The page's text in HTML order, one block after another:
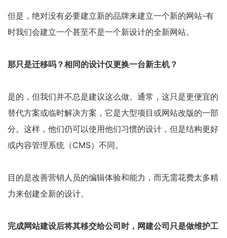
但是，绝对没有必要建立新的品牌来建立一个新的网站-有
时我们会建立一个甚至不是一个新设计的全新网站。
那只是迁移吗？相同的设计仅更换一台新主机？
是的，但我们并不总是建议这么做。通常，这只是更便宜的
替代方案或临时解决方案，它是大型项目或网站改版的一部
分。这样，他们仍可以使用他们习惯的设计，但是结构更好
或内容管理系统（CMS）不同。
目的是改善营销人员的编辑体验和能力，而无需花费太多精
力来创建全新的设计。
完成网站建设后将其移交给公司时，网建公司只是做维护工